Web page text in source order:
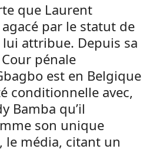
que Laurent
par le statut de
lui attribue. Depuis sa
pénale
est en Belgique
conditionnelle avec,
Bamba qu’il
son unique
le média, citant un